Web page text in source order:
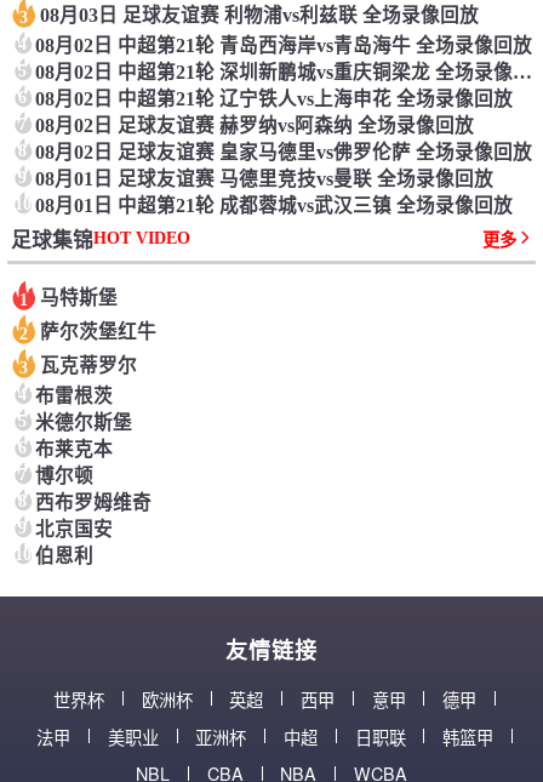
3 08月03日 足球友谊赛 利物浦vs利兹联 全场录像回放
4 08月02日 中超第21轮 青岛西海岸vs青岛海牛 全场录像回放
5 08月02日 中超第21轮 深圳新鹏城vs重庆铜梁龙 全场录像回放
6 08月02日 中超第21轮 辽宁铁人vs上海申花 全场录像回放
7 08月02日 足球友谊赛 赫罗纳vs阿森纳 全场录像回放
8 08月02日 足球友谊赛 皇家马德里vs佛罗伦萨 全场录像回放
9 08月01日 足球友谊赛 马德里竞技vs曼联 全场录像回放
1008月01日 中超第21轮 成都蓉城vs武汉三镇 全场录像回放
足球集锦HOT VIDEO 更多
1 马特斯堡
2 萨尔茨堡红牛
3 瓦克蒂罗尔
4 布雷根茨
5 米德尔斯堡
6 布莱克本
7 博尔顿
8 西布罗姆维奇
9 北京国安
10伯恩利
友情链接
世界杯 欧洲杯 英超 西甲 意甲
德甲
法甲
美职业 亚洲杯 中超 日职联
韩篮甲
NBL
CBA NBA WCBA